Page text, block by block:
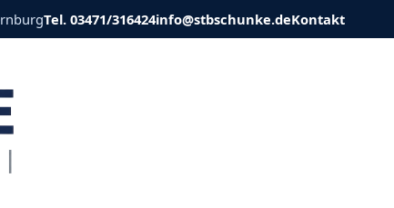
Tel. 03471/316424info@stbschunke.deKontakt